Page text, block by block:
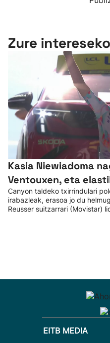
Zure
Kasia Niewiadoma
Ventouxen, eta
Canyon taldeko txirrindulari
irabazleak, erasoa jo du
Reusser suitzarrari (Movistar)
EITB MEDIA